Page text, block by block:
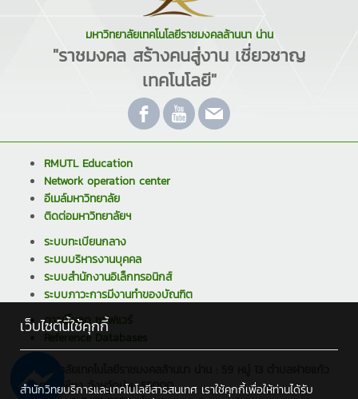
มหาวิทยาลัยเทคโนโลยีราชมงคลล้านนา น่าน
"ราชมงคล สร้างคนสู่งาน เชี่ยวชาญ
เทคโนโลยี"
RMUTL Education
Network operation center
อีเมล์มหาวิทยาลัย
ติดต่อมหาวิทยาลัยฯ
ระบบทะเบียนกลาง
ระบบบริหารงานบุคคล
ระบบสำนักงานอิเล็กทรอนิกส์
ระบบภาวะการมีงานทำของบัณฑิต
ดาวน์โหลด ซอฟแวร์
Reference Databases
มหาวิทยาลัยเทคโนโลยีราชมงคลล้านนา น่าน : 59 หมู่ 13 ตำบลฝายแก้ว
อำเภอภูเพียง จังหวัดน่าน 55000
เว็บไซต์นี้ใช้คุกกี้
สำนักวิทยบริการและเทคโนโลยีสารสนเทศ เราใช้คุกกี้เพื่อให้ท่านได้รับ